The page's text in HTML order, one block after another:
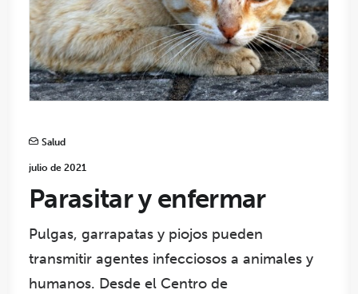
Salud
julio de 2021
Parasitar y enfermar
Pulgas, garrapatas y piojos pueden
transmitir agentes infecciosos a animales y
humanos. Desde el Centro de